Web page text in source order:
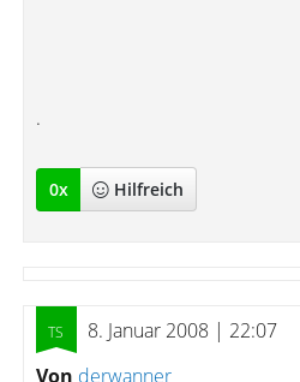
.
0x Hilfreich
8. Januar 2008 | 22:07
Von derwanner